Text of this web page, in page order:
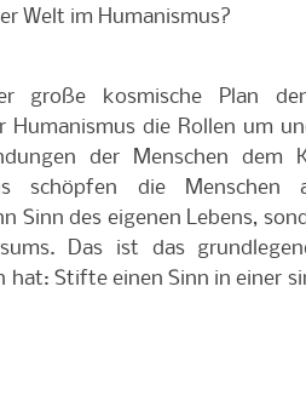
Welt im Humanismus?
große kosmische Plan
Humanismus die Rollen um
der Menschen dem
schöpfen die Menschen
Sinn des eigenen Lebens,
Das ist das
hat: Stifte einen Sinn in einer